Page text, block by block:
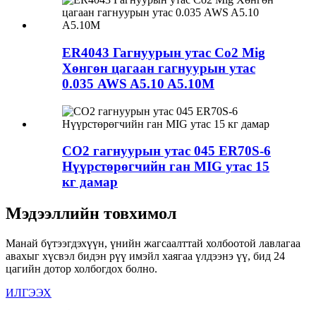
ER4043 Гагнуурын утас Co2 Mig
Хөнгөн цагаан гагнуурын утас
0.035 AWS A5.10 A5.10M
CO2 гагнуурын утас 045 ER70S-6
Нүүрстөрөгчийн ган MIG утас 15
кг дамар
Мэдээллийн товхимол
Манай бүтээгдэхүүн, үнийн жагсаалттай холбоотой лавлагаа
авахыг хүсвэл бидэн рүү имэйл хаягаа үлдээнэ үү, бид 24
цагийн дотор холбогдох болно.
ИЛГЭЭХ